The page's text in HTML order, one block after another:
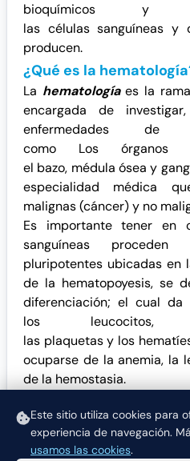
Este sitio utiliza cookies para
experiencia de navegación.
usamos las cookies.
bioquímicos y
las células sanguíneas y
producen.
¿Qué es la
La hematologíaes la
encargada de
enfermedades
como Los órganos
el bazo, médula ósea y
especialidad médica
malignas (cáncer) y no
Es importante tener en
sanguíneas
pluripotentes ubicadas en
de la hematopoyesis, se
diferenciación; el cual
los leucocitos,
las plaquetasy los
ocuparse de la anemia, la
de la hemostasia.
Medicina Deportiva.